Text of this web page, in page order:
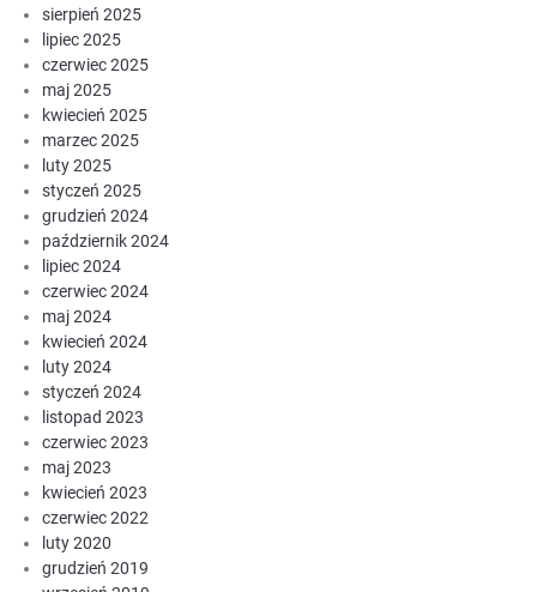
sierpień 2025
lipiec 2025
czerwiec 2025
maj 2025
kwiecień 2025
marzec 2025
luty 2025
styczeń 2025
grudzień 2024
październik 2024
lipiec 2024
czerwiec 2024
maj 2024
kwiecień 2024
luty 2024
styczeń 2024
listopad 2023
czerwiec 2023
maj 2023
kwiecień 2023
czerwiec 2022
luty 2020
grudzień 2019